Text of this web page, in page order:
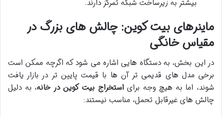
بیشتر به زیرساخت شبکه تمرکز دارند.
ماینرهای بیت کوین: چالش های بزرگ در
مقیاس خانگی
در این بخش، به دستگاه هایی اشاره می شود که اگرچه ممکن است
برخی مدل های قدیمی تر آن ها با قیمت پایین تر در بازار یافت
شوند، اما به هیچ وجه برایاستخراج بیت کوین در خانه، به دلیل
چالش های غیرقابل تحمل، مناسب نیستند: